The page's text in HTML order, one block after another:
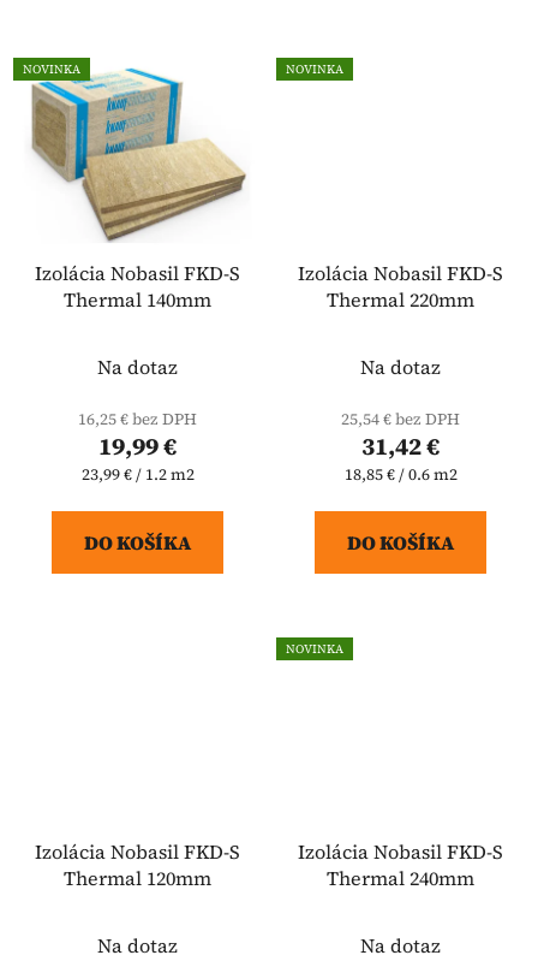
NOVINKA
Izolácia Nobasil FKD-S
Thermal 140mm
Na dotaz
16,25 € bez DPH
19,99 €
Jednotková
23,99 € / 1.2 m2
DO KOŠÍKA
NOVINKA
Izolácia Nobasil FKD-S
Thermal 220mm
Na dotaz
25,54 € bez DPH
31,42 €
Jednotková
18,85 € / 0.6 m2
DO KOŠÍKA
Izolácia Nobasil FKD-S
Thermal 120mm
Na dotaz
NOVINKA
Izolácia Nobasil FKD-S
Thermal 240mm
Na dotaz